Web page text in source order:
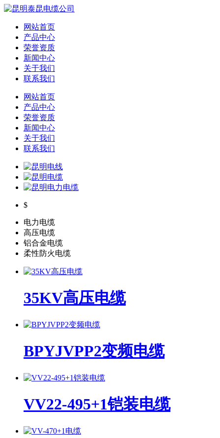
网站首页
产品中心
荣誉资质
新闻中心
关于我们
联系我们
网站首页
产品中心
荣誉资质
新闻中心
关于我们
联系我们
$
电力电缆
高压电缆
铝合金电缆
柔性防火电缆
35KV高压电缆
BPYJVPP2变频电缆
VV22-495+1铠装电缆